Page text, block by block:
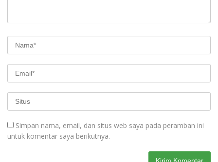
Simpan nama, email, dan situs web saya pada peramban ini
untuk komentar saya berikutnya.